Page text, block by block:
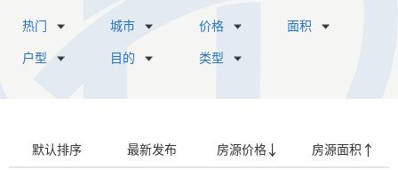
热门 城市 价格 面积
户型 目的 类型
默认排序 最新发布 房源价格 房源面积